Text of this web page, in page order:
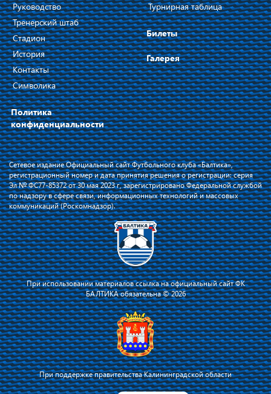
Я соглашаюсь с тем, что владелец сайта использует файлы cookie для
Руководство
Тренерский штаб
Стадион
История
Контакты
Символика
Политика
конфиденциальности
Турнирная таблица
Билеты
Галерея
Сетевое издание Официальный сайт Футбольного клуба «Балтика»,
регистрационный номер и дата принятия решения о регистрации: серия
Эл № ФС77-85372 от 30 мая 2023 г, зарегистрировано Федеральной службой
по надзору в сфере связи, информационных технологий и массовых
коммуникаций (Роскомнадзор).
При использовании материалов ссылка на официальный сайт ФК
БАЛТИКА обязательна © 2026
При поддержке правительства Калининградской области